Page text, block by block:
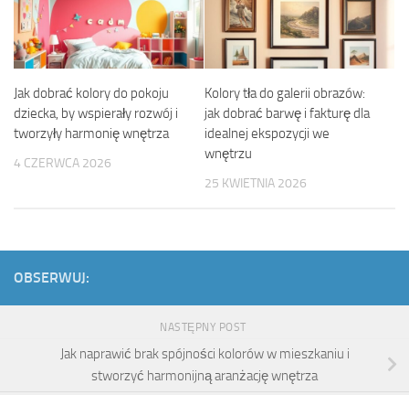
Jak dobrać kolory do pokoju
dziecka, by wspierały rozwój i
tworzyły harmonię wnętrza
4 CZERWCA 2026
Kolory tła do galerii obrazów:
jak dobrać barwę i fakturę dla
idealnej ekspozycji we
wnętrzu
25 KWIETNIA 2026
OBSERWUJ:
NASTĘPNY POST
Jak naprawić brak spójności kolorów w mieszkaniu i
stworzyć harmonijną aranżację wnętrza